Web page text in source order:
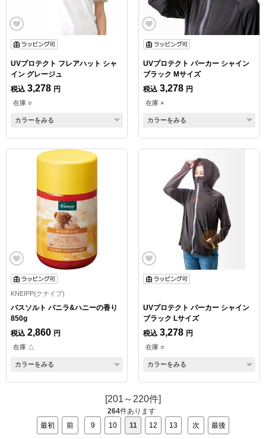
UVプロテクト フレアハット シャ
イン グレージュ
税込 3,278 円
在庫 ○
カラーをみる
UVプロテクト パーカー シャイン
ブラック Mサイズ
税込 3,278 円
在庫 ×
カラーをみる
KNEIPP(クナイプ)
バスソルト バニラ&ハニーの香り
850g
税込 2,860 円
在庫 △
カラーをみる
UVプロテクト パーカー シャイン
ブラック Lサイズ
税込 3,278 円
在庫 ○
カラーをみる
[201～220件]
264件あります
最初
前 9 10 11 12 13 次 最後